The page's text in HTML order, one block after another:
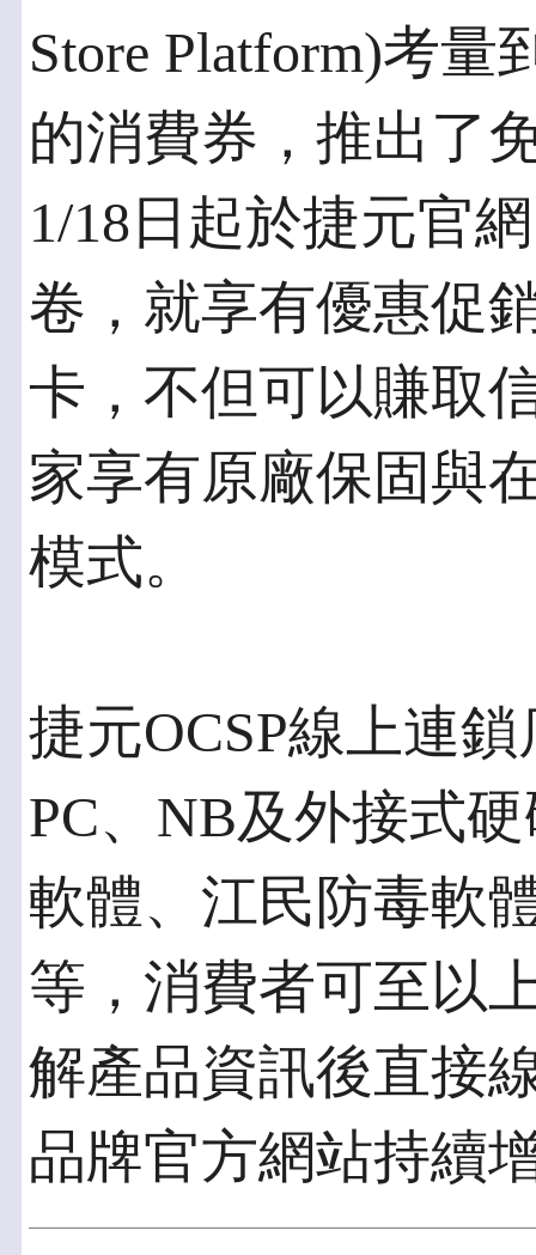
Store Platform)考量
的消費券，推出了
1/18日起於捷元官
卷，就享有優惠促
卡，不但可以賺取
家享有原廠保固與
模式。
捷元OCSP線上連
PC、NB及外接式
軟體、江民防毒軟
等，消費者可至以
解產品資訊後直接
品牌官方網站持續